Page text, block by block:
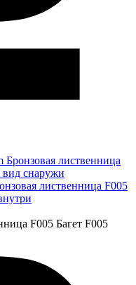
F005 Багет F005